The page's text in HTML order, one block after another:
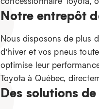
Notre entrepôt
Nous disposons de plus
d’hiver et vos pneus
optimise leur
Toyota à Québec,
Des solutions